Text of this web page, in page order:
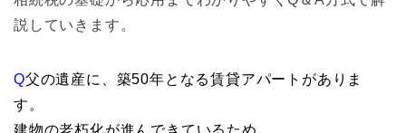
説していきます。
Q父の遺産に、築50年となる賃貸アパートがありま
す。